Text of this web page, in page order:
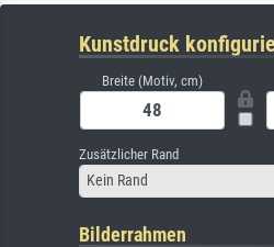
Kunstdruck
Breite (Motiv, cm)
Zusätzlicher Rand
Kein Rand
Bilderrahmen